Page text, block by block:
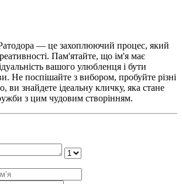
— це захоплюючий процес, який
Пам'ятайте, що ім'я має
вашого улюбленця і бути
Не поспішайте з вибором, пробуйте різні
ви знайдете ідеальну кличку, яка стане
з цим чудовим створінням.